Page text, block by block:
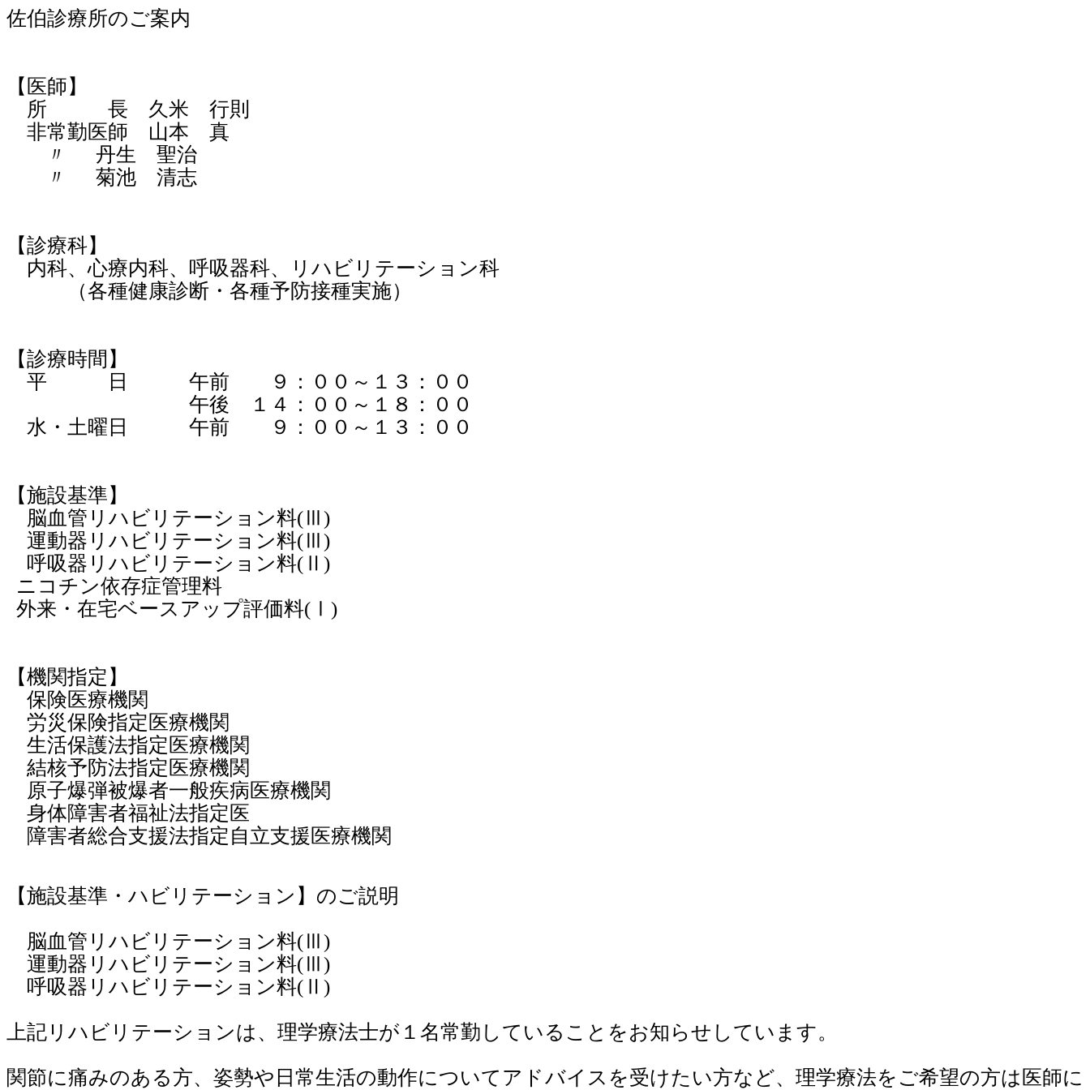
佐伯診療所のご案内
【医師】
所 長 久米 行則
非常勤医師 山本 真
〃
丹生 聖治
〃
菊池 清志
【診療科】
内科、心療内科、呼吸器科、リハビリテーション科
（各種健康診断・各種予防接種実施）
【診療時間】
平 日 午前 ９：００～１３：００
午後 １４：００～１８：００
水・土曜日 午前 ９：００～１３：００
【施設基準】
脳血管リハビリテーション料(Ⅲ)
運動器リハビリテーション料(Ⅲ)
呼吸器リハビリテーション料( Ⅱ )
ニコチン依存症管理料
外来・在宅ベースアップ評価料( Ⅰ )
【機関指定】
保険医療機関
労災保険指定医療機関
生活保護法指定医療機関
結核予防法指定医療機関
原子爆弾被爆者一般疾病医療機関
身体障害者福祉法指定医
障害者総合支援法指定自立支援医療機関
【施設基準・ハビリテーション】のご説明
脳血管リハビリテーション料(Ⅲ)
運動器リハビリテーション料(Ⅲ)
呼吸器リハビリテーション料( Ⅱ )
上記リハビリテーションは、理学療法士が１名常勤していることをお知らせしています。
関節に痛みのある方、姿勢や日常生活の動作についてアドバイスを受けたい方など、理学療法をご希望の方は医師に